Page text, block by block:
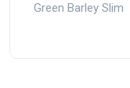
Green Barley Slim